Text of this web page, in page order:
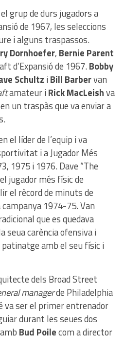
grup de durs jugadors a
de 1967, les seleccions
i alguns traspassos.
Dornhoefer, Bernie Parent
d’Expansió de 1967.Bobby
Schultz iBill Barbervan
amateur iRick MacLeishva
un traspàs que va enviar a
el líder de l’equip i va
i a Jugador Més
1975 i 1976. Dave “The
jugador més físic de
el rècord de minuts de
1974-75. Van
que es quedava
seua carència ofensiva i
amb el seu físic i
dels Broad Street
managerde Philadelphia
va ser el primer entrenador
durant les seues dos
Bud Poilecom a director